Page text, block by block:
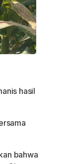
hasil
bahwa